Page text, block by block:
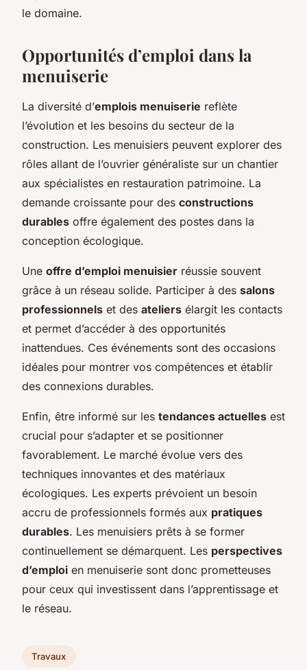
le domaine.
Opportunités d’emploi dans la
menuiserie
La diversité d’emplois menuiserie reflète
l’évolution et les besoins du secteur de la
construction. Les menuisiers peuvent explorer des
rôles allant de l’ouvrier généraliste sur un chantier
aux spécialistes en restauration patrimoine. La
demande croissante pour des constructions
durables offre également des postes dans la
conception écologique.
Une offre d’emploi menuisier réussie souvent
grâce à un réseau solide. Participer à des salons
professionnels et des ateliers élargit les contacts
et permet d’accéder à des opportunités
inattendues. Ces événements sont des occasions
idéales pour montrer vos compétences et établir
des connexions durables.
Enfin, être informé sur les tendances actuelles est
crucial pour s’adapter et se positionner
favorablement. Le marché évolue vers des
techniques innovantes et des matériaux
écologiques. Les experts prévoient un besoin
accru de professionnels formés aux pratiques
durables. Les menuisiers prêts à se former
continuellement se démarquent. Les perspectives
d’emploi en menuiserie sont donc prometteuses
pour ceux qui investissent dans l’apprentissage et
le réseau.
Travaux